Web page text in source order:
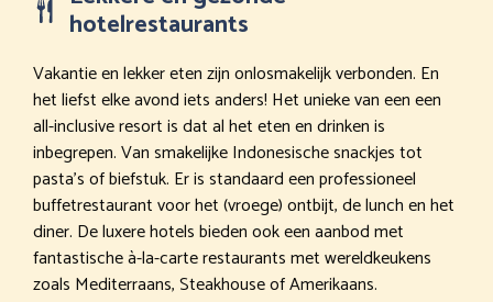
hotelrestaurants
Vakantie en lekker eten zijn onlosmakelijk verbonden. En
het liefst elke avond iets anders! Het unieke van een een
all-inclusive resort is dat al het eten en drinken is
inbegrepen. Van smakelijke Indonesische snackjes tot
pasta’s of biefstuk. Er is standaard een professioneel
buffetrestaurant voor het (vroege) ontbijt, de lunch en het
diner. De luxere hotels bieden ook een aanbod met
fantastische à-la-carte restaurants met wereldkeukens
zoals Mediterraans, Steakhouse of Amerikaans.